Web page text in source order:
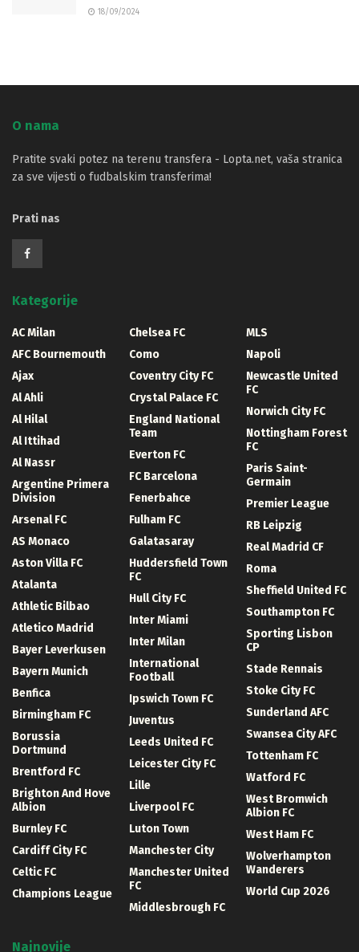
18/09/2024
O nama
Pratite svaki potez na terenu transfera - Lopta.net, vaša stranica
za sve vijesti o fudbalskim transferima!
Prati nas
Kategorije
AC Milan
AFC Bournemouth
Ajax
Al Ahli
Al Hilal
Al Ittihad
Al Nassr
Argentine Primera
Division
Arsenal FC
AS Monaco
Aston Villa FC
Atalanta
Athletic Bilbao
Atletico Madrid
Bayer Leverkusen
Bayern Munich
Benfica
Birmingham FC
Borussia
Dortmund
Brentford FC
Brighton And Hove
Albion
Burnley FC
Cardiff City FC
Celtic FC
Champions League
Chelsea FC
Como
Coventry City FC
Crystal Palace FC
England National
Team
Everton FC
FC Barcelona
Fenerbahce
Fulham FC
Galatasaray
Huddersfield Town
FC
Hull City FC
Inter Miami
Inter Milan
International
Football
Ipswich Town FC
Juventus
Leeds United FC
Leicester City FC
Lille
Liverpool FC
Luton Town
Manchester City
Manchester United
FC
Middlesbrough FC
MLS
Napoli
Newcastle United
FC
Norwich City FC
Nottingham Forest
FC
Paris Saint-
Germain
Premier League
RB Leipzig
Real Madrid CF
Roma
Sheffield United FC
Southampton FC
Sporting Lisbon
CP
Stade Rennais
Stoke City FC
Sunderland AFC
Swansea City AFC
Tottenham FC
Watford FC
West Bromwich
Albion FC
West Ham FC
Wolverhampton
Wanderers
World Cup 2026
Najnovije